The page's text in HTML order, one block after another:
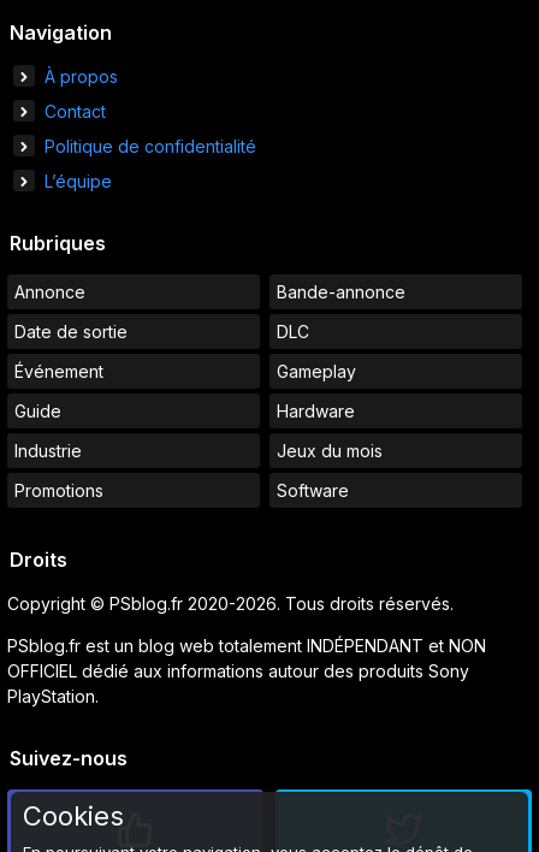
Navigation
À propos
Contact
Politique de confidentialité
L’équipe
Rubriques
Annonce
Bande-annonce
Date de sortie
DLC
Événement
Gameplay
Guide
Hardware
Industrie
Jeux du mois
Promotions
Software
Droits
Copyright © PSblog.fr 2020-2026. Tous droits réservés.
PSblog.fr est un blog web totalement INDÉPENDANT et NON
OFFICIEL dédié aux informations autour des produits Sony
PlayStation.
Suivez-nous
Cookies